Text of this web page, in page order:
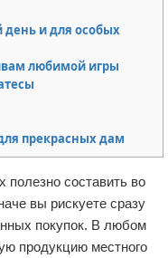
и для особых
любимой игры
прекрасных дам
полезно составить во
вы рискуете сразу
покупок. В любом
продукцию местного